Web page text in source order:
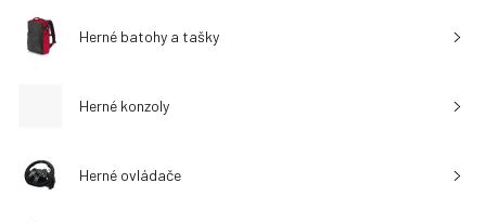
Herné batohy a tašky
Herné konzoly
Herné ovládače